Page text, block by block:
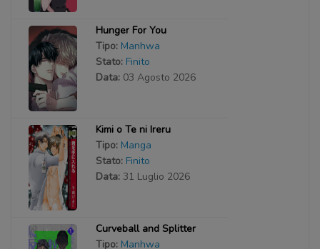
Hunger For You
Tipo: Manhwa
Stato: Finito
Data: 03 Agosto 2026
Kimi o Te ni Ireru
Tipo: Manga
Stato: Finito
Data: 31 Luglio 2026
Curveball and Splitter
Tipo: Manhwa